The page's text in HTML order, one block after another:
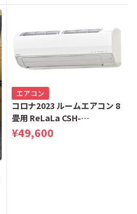
エアコン
コロナ2023 ルームエアコン 8
畳用 ReLaLa CSH-
Z2523R（2023年製）
¥49,600